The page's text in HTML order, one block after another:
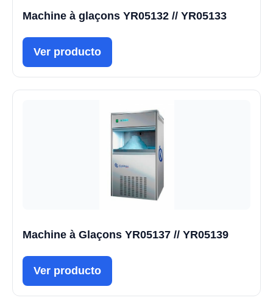
Machine à glaçons YR05132 // YR05133
Ver producto
Machine à Glaçons YR05137 // YR05139
Ver producto